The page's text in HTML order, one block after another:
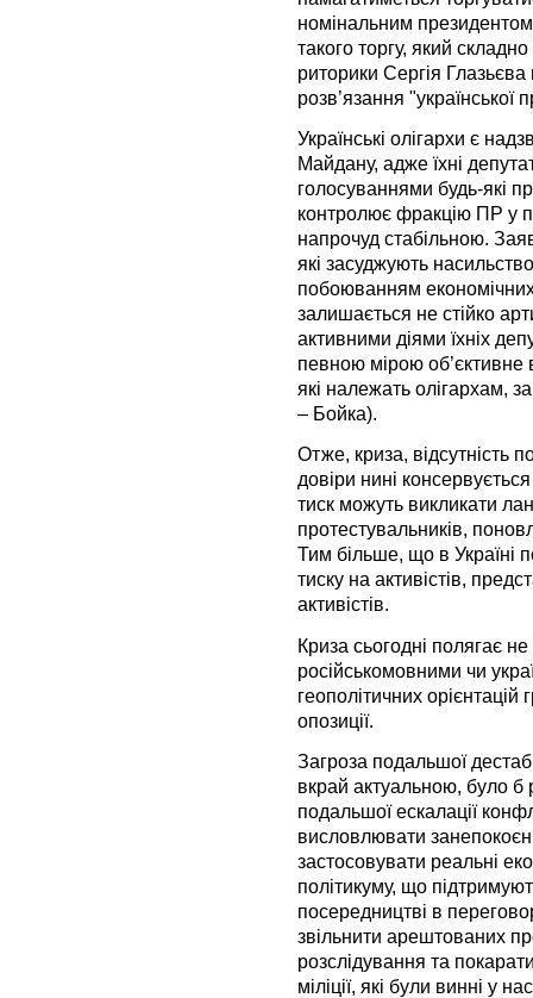
номінальним
такого торгу, який
риторики Сергія
розв’язання
Українські олігархи є
Майдану, адже їхні
голосуваннями будь-які
контролює фракцію ПР у
напрочуд стабільною.
які засуджують
побоюванням
залишається не стійко
активними діями їхніх
певною мірою об’єктивне
які належать олігархам,
– Бойка).
Отже, криза, відсутність
довіри нині консервується
тиск можуть викликати
протестувальників,
Тим більше, що в Україні
тиску на активістів,
активістів.
Криза сьогодні полягає не
російськомовними чи
геополітичних орієнтацій
опозиції.
Загроза подальшої
вкрай актуальною, було б
подальшої ескалації
висловлювати
застосовувати реальні
політикуму, що
посередництві в
звільнити арештованих
розслідування та
міліції, які були винні у